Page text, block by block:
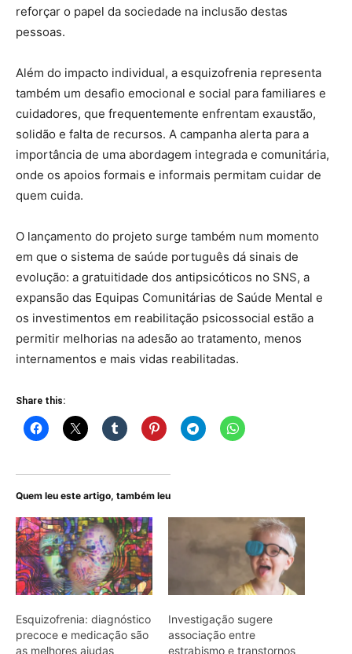
reforçar o papel da sociedade na inclusão destas
pessoas.
Além do impacto individual, a esquizofrenia representa
também um desafio emocional e social para familiares e
cuidadores, que frequentemente enfrentam exaustão,
solidão e falta de recursos. A campanha alerta para a
importância de uma abordagem integrada e comunitária,
onde os apoios formais e informais permitam cuidar de
quem cuida.
O lançamento do projeto surge também num momento
em que o sistema de saúde português dá sinais de
evolução: a gratuitidade dos antipsicóticos no SNS, a
expansão das Equipas Comunitárias de Saúde Mental e
os investimentos em reabilitação psicossocial estão a
permitir melhorias na adesão ao tratamento, menos
internamentos e mais vidas reabilitadas.
Share this:
Quem leu este artigo, também leu
Esquizofrenia: diagnóstico
precoce e medicação são
as melhores ajudas
Investigação sugere
associação entre
estrabismo e transtornos